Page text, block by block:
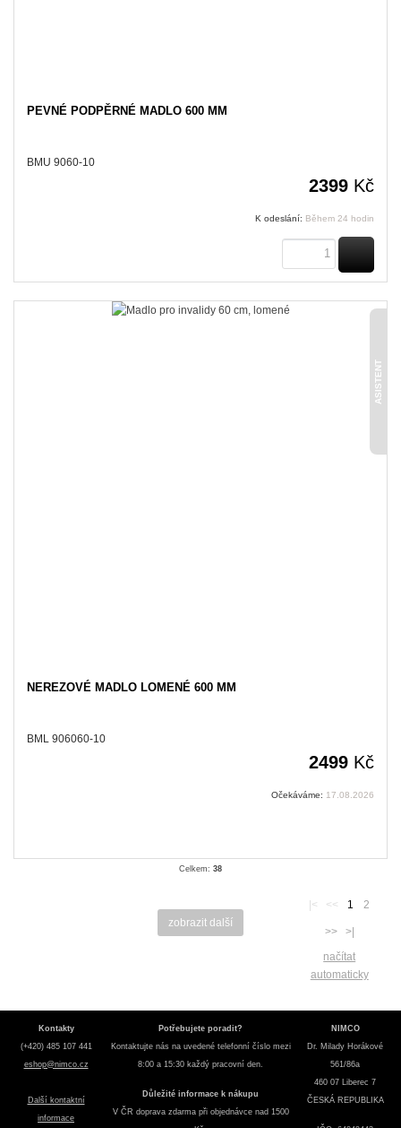
PEVNÉ PODPĚRNÉ MADLO 600 MM
BMU 9060-10
2399 Kč
K odeslání: Během 24 hodin
ASISTENT
NEREZOVÉ MADLO LOMENÉ 600 MM
BML 906060-10
2499 Kč
Očekáváme: 17.08.2026
Celkem: 38
zobrazit další
|< << 1 2
>> >|
načítat
automaticky
Kontakty
(+420) 485 107 441
eshop@nimco.cz
Další kontaktní
informace
Potřebujete poradit?
Kontaktujte nás na uvedené telefonní číslo mezi
8:00 a 15:30 každý pracovní den.
Důležité informace k nákupu
V ČR doprava zdarma při objednávce nad 1500
NIMCO
Dr. Milady Horákové
561/86a
460 07 Liberec 7
ČESKÁ REPUBLIKA